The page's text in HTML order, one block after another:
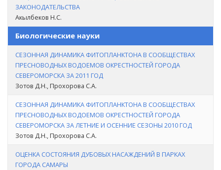
ЗАКОНОДАТЕЛЬСТВА
Акылбеков Н.С.
Биологические науки
СЕЗОННАЯ ДИНАМИКА ФИТОПЛАНКТОНА В СООБЩЕСТВАХ
ПРЕСНОВОДНЫХ ВОДОЕМОВ ОКРЕСТНОСТЕЙ ГОРОДА
СЕВЕРОМОРСКА ЗА 2011 ГОД
Зотов Д.Н., Прохорова С.А.
СЕЗОННАЯ ДИНАМИКА ФИТОПЛАНКТОНА В СООБЩЕСТВАХ
ПРЕСНОВОДНЫХ ВОДОЕМОВ ОКРЕСТНОСТЕЙ ГОРОДА
СЕВЕРОМОРСКА ЗА ЛЕТНИЕ И ОСЕННИЕ СЕЗОНЫ 2010 ГОД
Зотов Д.Н., Прохорова С.А.
ОЦЕНКА СОСТОЯНИЯ ДУБОВЫХ НАСАЖДЕНИЙ В ПАРКАХ
ГОРОДА САМАРЫ